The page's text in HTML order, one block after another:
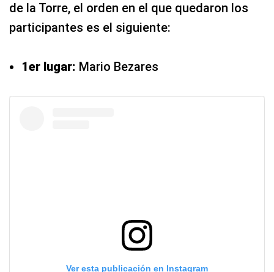
de la Torre, el orden en el que quedaron los
participantes es el siguiente:
1er lugar: Mario Bezares
Ver esta publicación en Instagram